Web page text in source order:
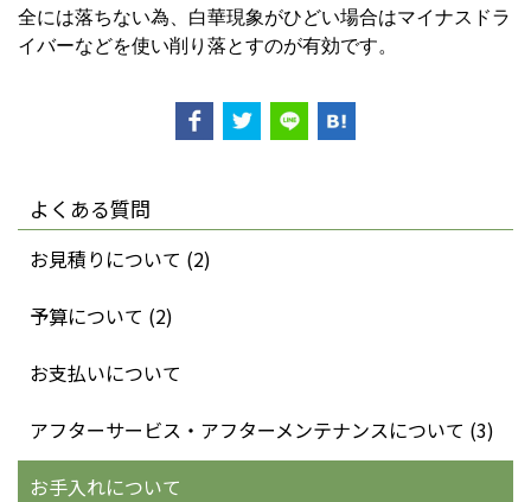
全には落ちない為、白華現象がひどい場合はマイナスドラ
イバーなどを使い削り落とすのが有効です。
よくある質問
お見積りについて (2)
予算について (2)
お支払いについて
アフターサービス・アフターメンテナンスについて (3)
お手入れについて